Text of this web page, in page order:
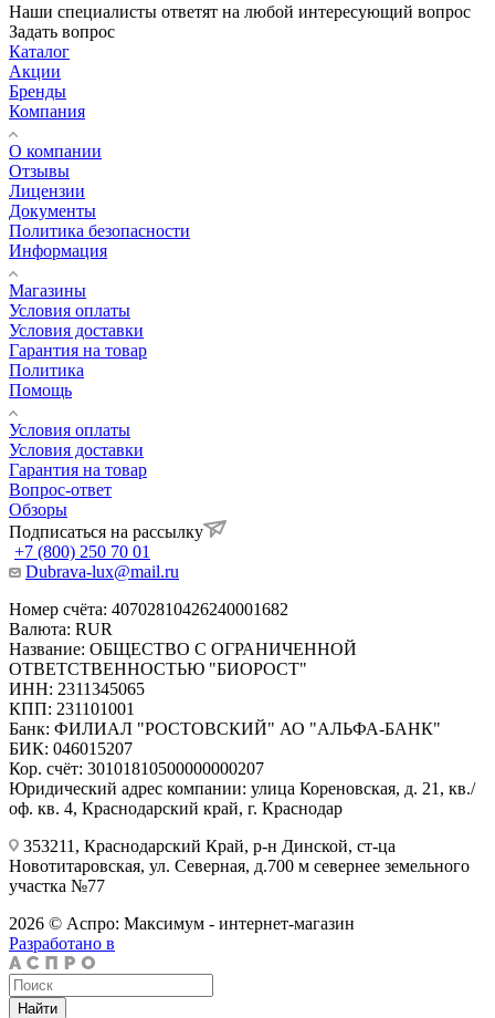
Наши специалисты ответят на любой интересующий вопрос
Задать вопрос
Каталог
Акции
Бренды
Компания
О компании
Отзывы
Лицензии
Документы
Политика безопасности
Информация
Магазины
Условия оплаты
Условия доставки
Гарантия на товар
Политика
Помощь
Условия оплаты
Условия доставки
Гарантия на товар
Вопрос-ответ
Обзоры
Подписаться на рассылку
+7 (800) 250 70 01
Dubrava-lux@mail.ru
Номер счёта: 40702810426240001682
Валюта: RUR
Название: ОБЩЕСТВО С ОГРАНИЧЕННОЙ
ОТВЕТСТВЕННОСТЬЮ "БИОРОСТ"
ИНН: 2311345065
КПП: 231101001
Банк: ФИЛИАЛ "РОСТОВСКИЙ" АО "АЛЬФА-БАНК"
БИК: 046015207
Кор. счёт: 30101810500000000207
Юридический адрес компании: улица Кореновская, д. 21, кв./
оф. кв. 4, Краснодарский край, г. Краснодар
353211, Краснодарский Край, р-н Динской, ст-ца
Новотитаровская, ул. Северная, д.700 м севернее земельного
участка №77
2026 © Аспро: Максимум - интернет-магазин
Разработано в
Найти